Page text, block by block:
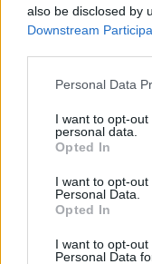
also be disclosed by
Downstream
Personal Data
I want to opt-
personal data.
Opted In
I want to opt-
Personal Data.
Opted In
I want to opt-
Personal Data
Esim for Global
Esim for USA|